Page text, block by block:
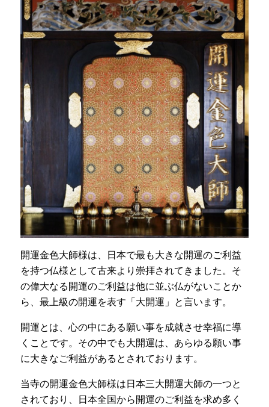
開運金色大師様は、日本で最も大きな開運のご利益
を持つ仏様として古来より崇拝されてきました。そ
の偉大なる開運のご利益は他に並ぶ仏がないことか
ら、最上級の開運を表す「大開運」と言います。
開運とは、心の中にある願い事を成就させ幸福に導
くことです。その中でも大開運は、あらゆる願い事
に大きなご利益があるとされております。
当寺の開運金色大師様は日本三大開運大師の一つと
されており、日本全国から開運のご利益を求め多く